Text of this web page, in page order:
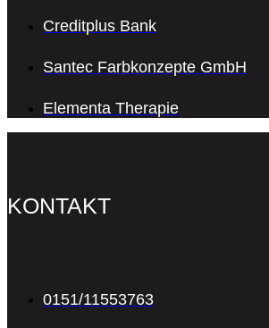
Creditplus Bank
Santec Farbkonzepte GmbH
Elementa Therapie
KONTAKT
0151/11553763